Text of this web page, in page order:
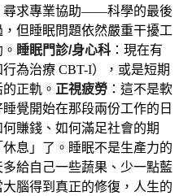
尋求專業協助——科學的最後
但睡眠問題依然嚴重干擾工
睡眠門診/身心科 ：現在有
為治療 CBT-I），或是短期
正軌。 正視疲勞 ：這不是軟
覺開始在那段兩份工作的日
賺錢、如何滿足社會的期
息」了。睡眠不是生產力的
給自己一些蔬果、少一點藍
腦得到真正的修復，人生的